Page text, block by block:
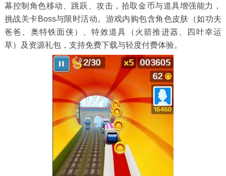
幕控制角色移动、跳跃、攻击，拾取金币与道具增强能力，
挑战关卡Boss与限时活动。游戏内购包含角色皮肤（如功夫
爸爸、奥特铁面侠）、特效道具（火箭推进器、四叶幸运
草）及资源礼包，支持免费下载与轻度付费体验。